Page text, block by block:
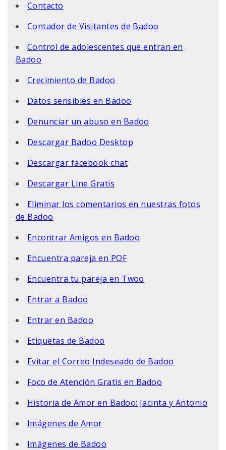
Contacto
Contador de Visitantes de Badoo
Control de adolescentes que entran en
Badoo
Crecimiento de Badoo
Datos sensibles en Badoo
Denunciar un abuso en Badoo
Descargar Badoo Desktop
Descargar facebook chat
Descargar Line Gratis
Eliminar los comentarios en nuestras fotos
de Badoo
Encontrar Amigos en Badoo
Encuentra pareja en POF
Encuentra tu pareja en Twoo
Entrar a Badoo
Entrar en Badoo
Etiquetas de Badoo
Evitar el Correo Indeseado de Badoo
Foco de Atención Gratis en Badoo
Historia de Amor en Badoo: Jacinta y Antonio
Imágenes de Amor
Imágenes de Badoo